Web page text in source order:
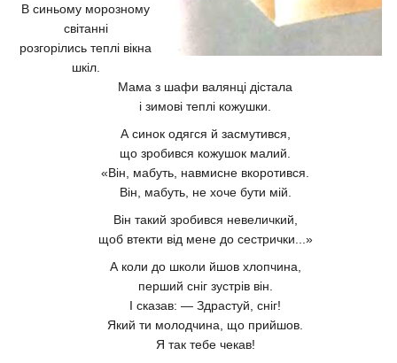
В синьому морозному
світанні
розгорілись теплі вікна
шкіл.
Мама з шафи валянці дістала
і зимові теплі кожушки.
А синок одягся й засмутився,
що зробився кожушок малий.
«Він, мабуть, навмисне вкоротився.
Він, мабуть, не хоче бути мій.
Він такий зробився невеличкий,
щоб втекти від мене до сестрички...»
А коли до школи йшов хлопчина,
перший сніг зустрів він.
І сказав: — Здрастуй, сніг!
Який ти молодчина, що прийшов.
Я так тебе чекав!